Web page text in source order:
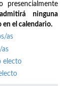
ninguna
en el calendario.
as
as
electo